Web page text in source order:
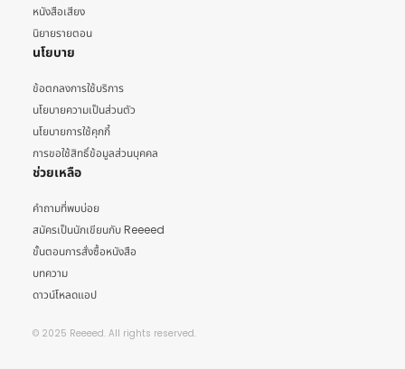
หนังสือเสียง
นิยายรายตอน
นโยบาย
ข้อตกลงการใช้บริการ
นโยบายความเป็นส่วนตัว
นโยบายการใช้คุกกี้
การขอใช้สิทธิ์ข้อมูลส่วนบุคคล
ช่วยเหลือ
คำถามที่พบบ่อย
สมัครเป็นนักเขียนกับ Reeeed
ขั้นตอนการสั่งซื้อหนังสือ
บทความ
ดาวน์โหลดแอป
© 2025 Reeeed. All rights reserved.